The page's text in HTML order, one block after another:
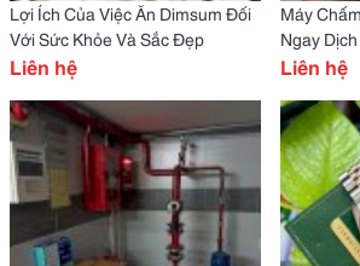
Lợi Ích Của Việc Ăn Dimsum Đối
Với Sức Khỏe Và Sắc Đẹp
Liên hệ
Máy
Ngay
Nghiệp!
Liên hệ